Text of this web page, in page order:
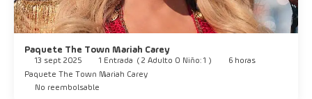
Paquete The Town Mariah Carey
13 sept 2025 1 Entrada ( 2 Adulto 0 Niño: 1 )
6 horas
Paquete The Town Mariah Carey
No reembolsable